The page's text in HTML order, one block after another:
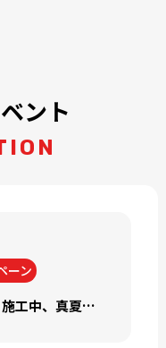
ント
ーン
【現場ブログ】熱中症対策！施工中、真夏でもうまくエアコンを利かせて快適な生活をするために！